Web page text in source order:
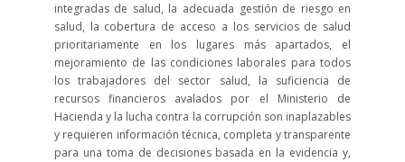
integradas de salud, la adecuada gestión de riesgo en
salud, la cobertura de acceso a los servicios de salud
prioritariamente en los lugares más apartados, el
mejoramiento de las condiciones laborales para todos
los trabajadores del sector salud, la suficiencia de
recursos financieros avalados por el Ministerio de
Hacienda y la lucha contra la corrupción son inaplazables
y requieren información técnica, completa y transparente
para una toma de decisiones basada en la evidencia y,